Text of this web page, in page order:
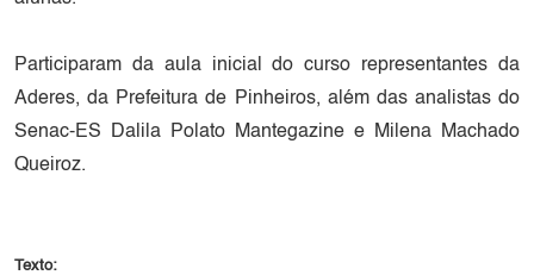
Participaram da aula inicial do curso representantes da
Aderes, da Prefeitura de Pinheiros, além das analistas do
Senac-ES Dalila Polato Mantegazine e Milena Machado
Queiroz.
Texto: